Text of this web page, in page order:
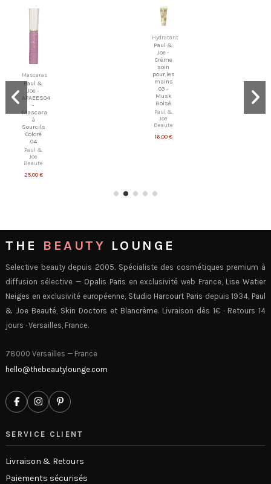
Mascaras
Paul &
Joe -
APAEES04
Mascara
Sourcils
Coloré
Paul &
Beaute
25,00 €
Hydratant
Paul &
Joe -
Crème
soin
pour les
mains
Musk
Boisé
Paul &
Beaute
16,00 €
THE BEAUTY LOUNGE
Selective beauty depuis 2005. Spécialiste des cosmétiques premium à
diffusion sélective — Opalis Paris en exclusivité web France, Lise Watier
Neiges en exclusivité européenne, Studio Harcourt Paris depuis 1934, Paul
& Joe Beauté Skin Doctors et Blancrème. Livraison dès 1€ · Retours 14
jours · Versailles, France.
78000 Versailles — France
hello@thebeautylounge.com
SERVICE CLIENT
Livraison & Retours
Paiements sécurisés